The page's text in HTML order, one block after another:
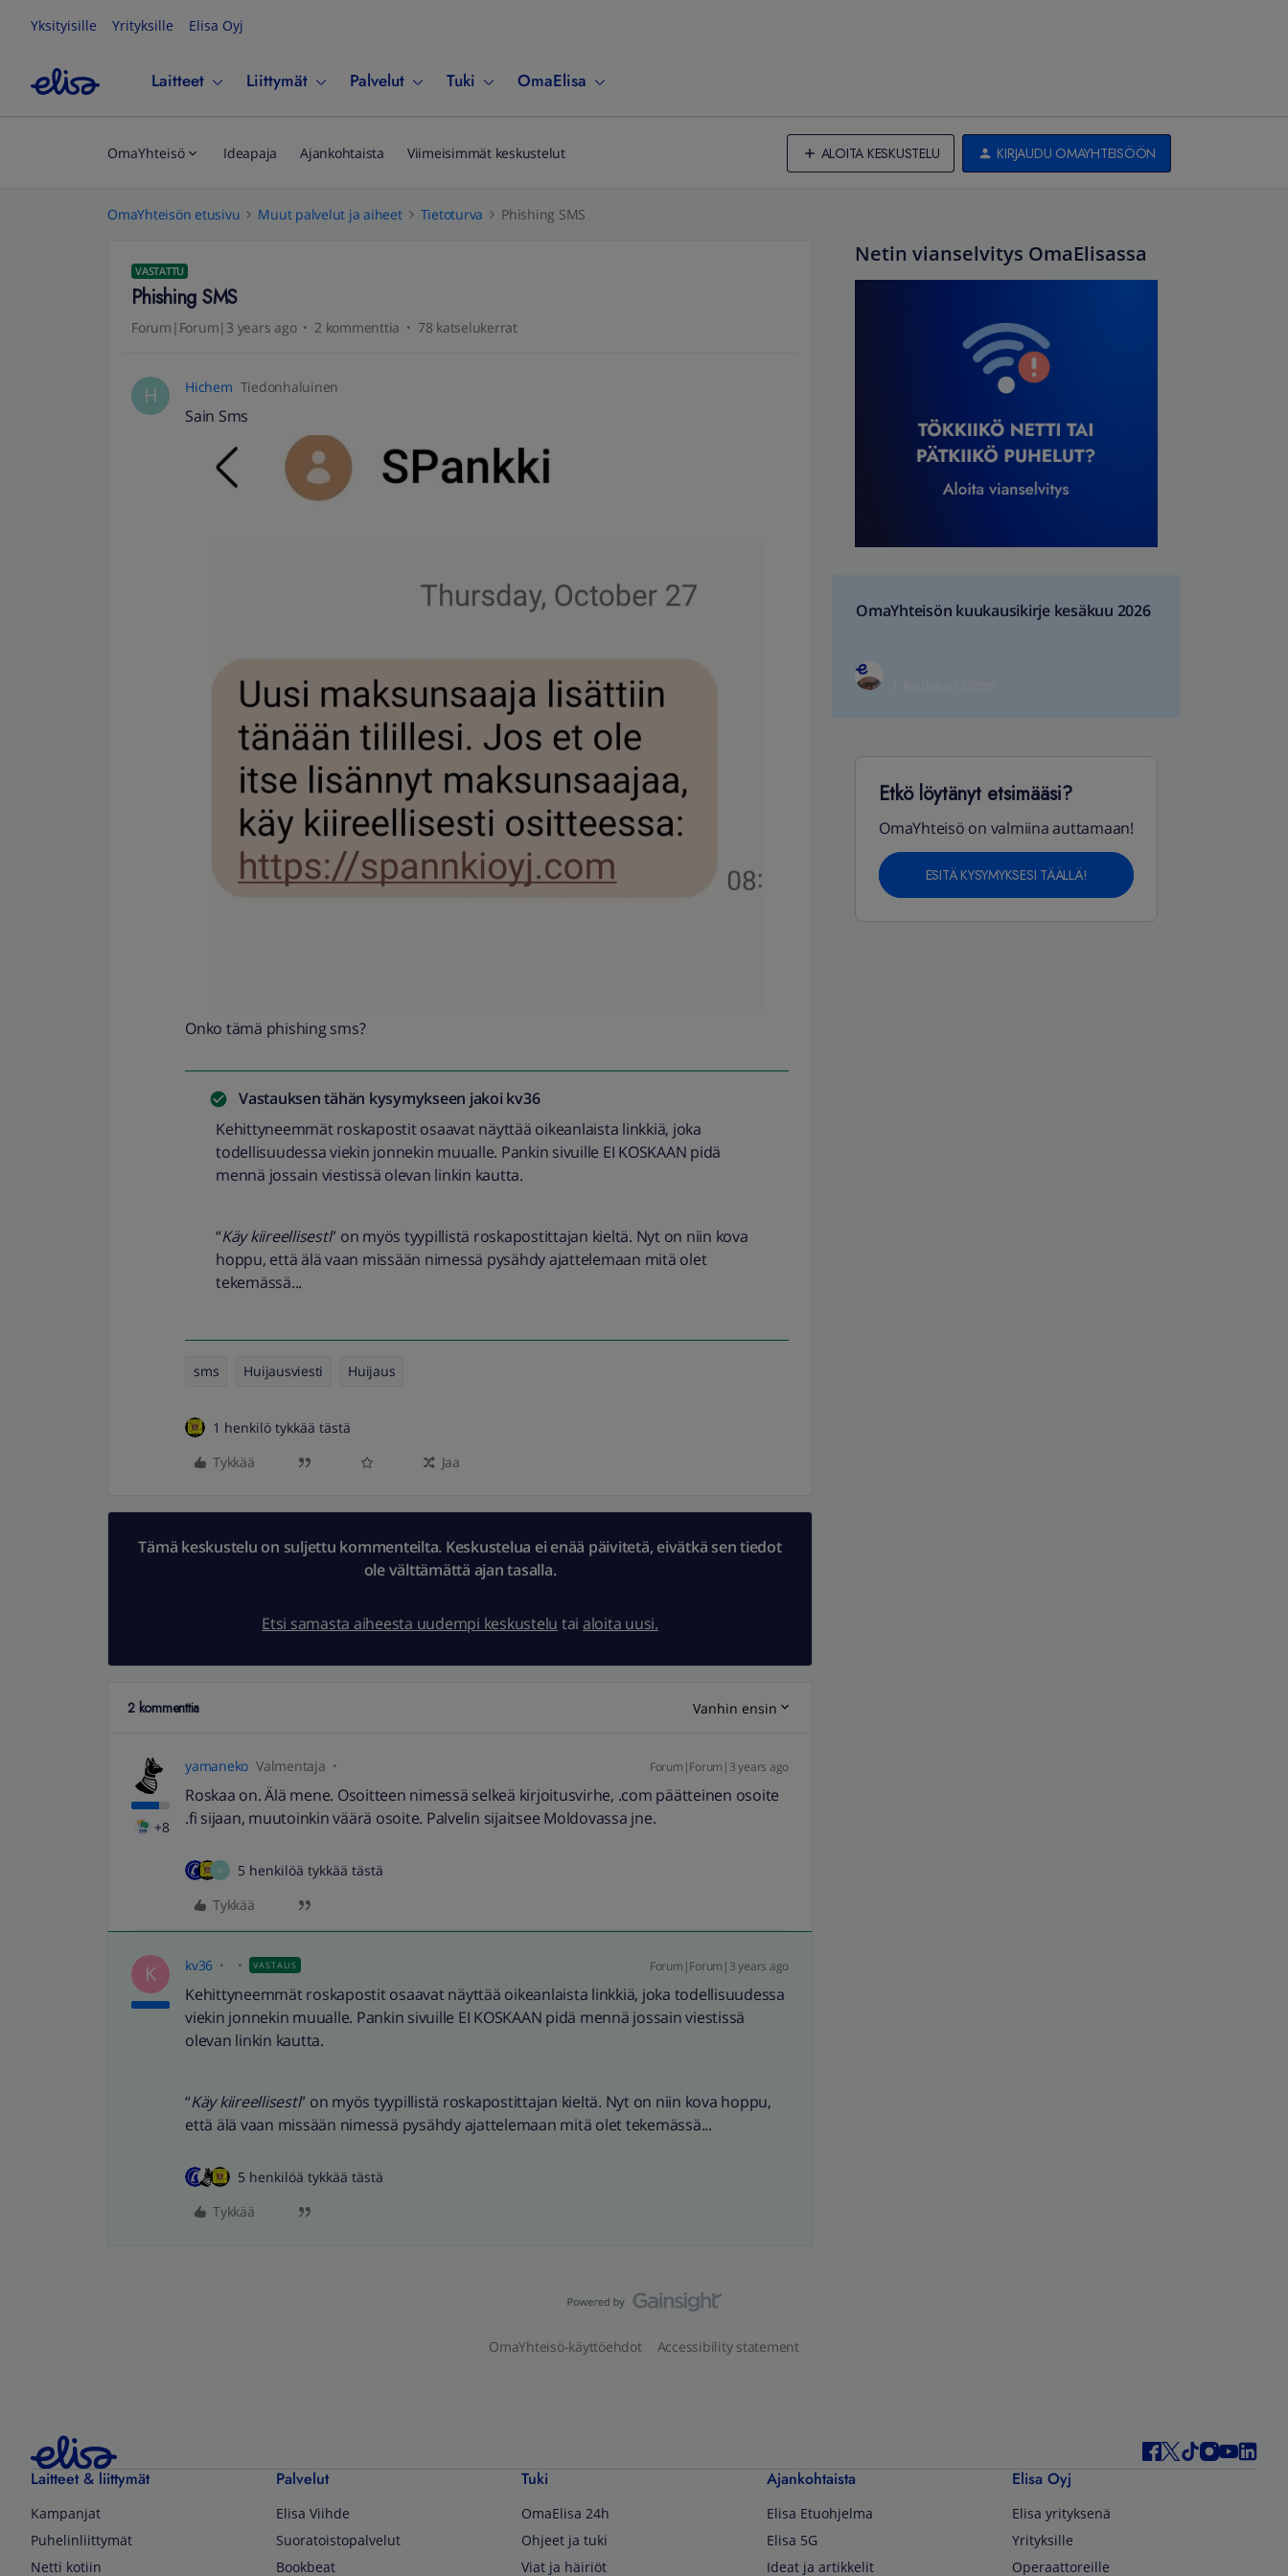
Yksityisille Yrityksille Elisa Oyj
Laitteet Liittymät Palvelut Tuki OmaElisa
OmaYhteisö Ideapaja Ajankohtaista Viimeisimmät keskustelut ALOITA KESKUSTELU KIRJAUDU OMAYHTEISÖÖN
OmaYhteisön etusivu Muut palvelut ja aiheet Tietoturva Phishing SMS
VASTATTU
Phishing SMS
Forum|Forum|3 years ago 2 kommenttia 78 katselukerrat
H Hichem Tiedonhaluinen
Sain Sms
Onko tämä phishing sms?
Vastauksen tähän kysymykseen jakoi kv36
Kehittyneemmät roskapostit osaavat näyttää oikeanlaista linkkiä, joka
todellisuudessa viekin jonnekin muualle. Pankin sivuille EI KOSKAAN pidä
mennä jossain viestissä olevan linkin kautta.
“Käy kiireellisesti” on myös tyypillistä roskapostittajan kieltä. Nyt on niin kova
hoppu, että älä vaan missään nimessä pysähdy ajattelemaan mitä olet
tekemässä...
sms Huijausviesti Huijaus
1 henkilö tykkää tästä
Tykkää
Jaa
Tämä keskustelu on suljettu kommenteilta. Keskustelua ei enää päivitetä, eivätkä sen tiedot
ole välttämättä ajan tasalla.
Etsi samasta aiheesta uudempi keskustelu tai aloita uusi.
2 kommenttia Vanhin ensin
+8
yamaneko Valmentaja Forum|Forum|3 years ago
Roskaa on. Älä mene. Osoitteen nimessä selkeä kirjoitusvirhe, .com päätteinen osoite
.fi sijaan, muutoinkin väärä osoite. Palvelin sijaitsee Moldovassa jne.
H
5 henkilöä tykkää tästä
Tykkää
K kv36 VASTAUS Forum|Forum|3 years ago
Kehittyneemmät roskapostit osaavat näyttää oikeanlaista linkkiä, joka todellisuudessa
viekin jonnekin muualle. Pankin sivuille EI KOSKAAN pidä mennä jossain viestissä
olevan linkin kautta.
“Käy kiireellisesti” on myös tyypillistä roskapostittajan kieltä. Nyt on niin kova hoppu,
että älä vaan missään nimessä pysähdy ajattelemaan mitä olet tekemässä...
5 henkilöä tykkää tästä
Tykkää
Netin vianselvitys OmaElisassa
OmaYhteisön kuukausikirje kesäkuu 2026
Etkö löytänyt etsimääsi?
OmaYhteisö on valmiina auttamaan!
ESITÄ KYSYMYKSESI TÄÄLLÄ!
OmaYhteisö-käyttöehdot Accessibility statement
Laitteet & liittymät
Kampanjat
Puhelinliittymät
Netti kotiin
Palvelut
Elisa Viihde
Suoratoistopalvelut
Bookbeat
Tuki
OmaElisa 24h
Ohjeet ja tuki
Viat ja häiriöt
Ajankohtaista
Elisa Etuohjelma
Elisa 5G
Ideat ja artikkelit
Elisa Oyj
Elisa yrityksenä
Yrityksille
Operaattoreille